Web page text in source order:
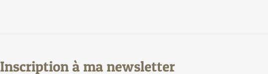
Inscription à ma newsletter